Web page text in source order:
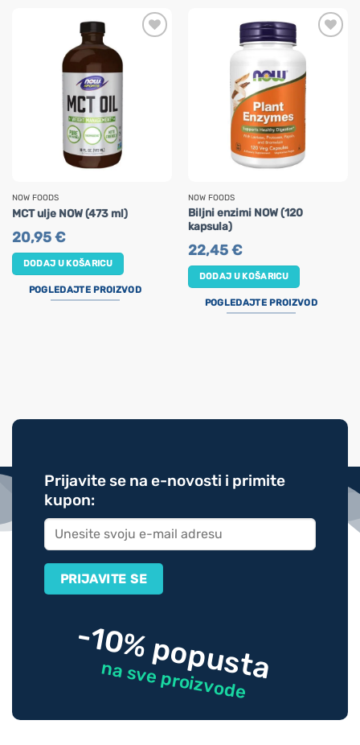
NOW FOODS
MCT ulje NOW (473 ml)
20,95€
DODAJ U KOŠARICU
POGLEDAJTE PROIZVOD
NOW FOODS
Biljni enzimi NOW (120
kapsula)
22,45€
DODAJ U KOŠARICU
POGLEDAJTE PROIZVOD
Prijavite se na e-novosti i primite
kupon:
-10% popusta
na sve proizvode